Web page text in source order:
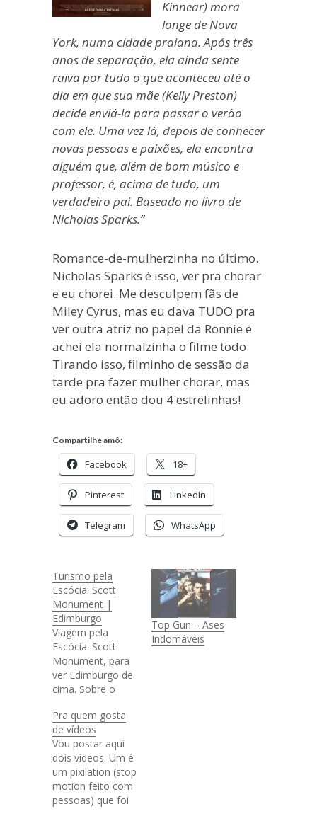
Kinnear) mora
longe de Nova
York, numa cidade praiana. Após três
anos de separação, ela ainda sente
raiva por tudo o que aconteceu até o
dia em que sua mãe (Kelly Preston)
decide enviá-la para passar o verão
com ele. Uma vez lá, depois de conhecer
novas pessoas e paixões, ela encontra
alguém que, além de bom músico e
professor, é, acima de tudo, um
verdadeiro pai. Baseado no livro de
Nicholas Sparks.”
Romance-de-mulherzinha no último.
Nicholas Sparks é isso, ver pra chorar
e eu chorei. Me desculpem fãs de
Miley Cyrus, mas eu dava TUDO pra
ver outra atriz no papel da Ronnie e
achei ela normalzinha o filme todo.
Tirando isso, filminho de sessão da
tarde pra fazer mulher chorar, mas
eu adoro então dou 4 estrelinhas!
Compartilhe amô:
Facebook 18+
Pinterest LinkedIn
Telegram WhatsApp
Turismo pela
Escócia: Scott
Monument |
Edimburgo
Viagem pela
Escócia: Scott
Monument, para
ver Edimburgo de
cima. Sobre o
Não é nada mais
que um
monumento
dedicado ao autor
de livros Walter
Scott, que
escreveu livros
Top Gun – Ases
Indomáveis
Pra quem gosta
de vídeos
Vou postar aqui
dois vídeos. Um é
um pixilation (stop
motion feito com
pessoas) que foi